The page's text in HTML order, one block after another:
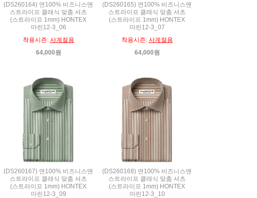
(DS260164) 면100% 비즈니스맨
스트라이프 클래식 맞춤 셔츠
(스트라이프 1mm) HONTEX
마린12-3_06
착용시즌: 사계절용
64,000원
(DS260165) 면100% 비즈니스맨
스트라이프 클래식 맞춤 셔츠
(스트라이프 1mm) HONTEX
마린12-3_07
착용시즌: 사계절용
64,000원
(DS260167) 면100% 비즈니스맨
스트라이프 클래식 맞춤 셔츠
(스트라이프 1mm) HONTEX
마린12-3_09
(DS260168) 면100% 비즈니스맨
스트라이프 클래식 맞춤 셔츠
(스트라이프 1mm) HONTEX
마린12-3_10